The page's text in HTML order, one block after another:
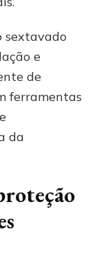
sextavado
e
de
ferramentas
da